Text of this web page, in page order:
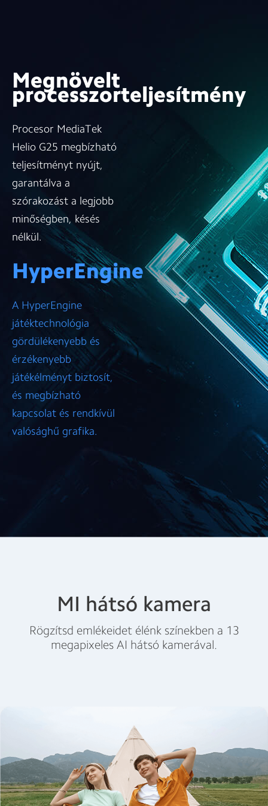
Megnövelt
processzorteljesítmény
Procesor MediaTek
Helio G25 megbízható
teljesítményt nyújt,
garantálva a
szórakozást a legjobb
minőségben, késés
nélkül.
HyperEngine
A HyperEngine
játéktechnológia
gördülékenyebb és
érzékenyebb
játékélményt biztosít,
és megbízható
kapcsolat és rendkívül
valósághű grafika.
MI hátsó kamera
Rögzítsd emlékeidet élénk színekben a 13
megapixeles AI hátsó kamerával.